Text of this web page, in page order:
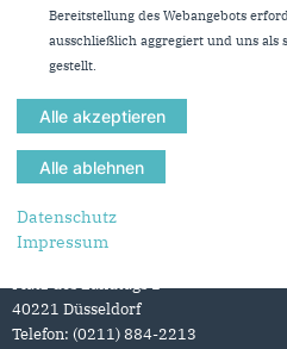
Fußbereich
Anschrift
Platz des Landtags 1
40221 Düsseldorf
Telefon: (0211) 884-2213
Bereitstellung des Webangebots
ausschließlich aggregiert und uns
gestellt.
Datenschutz
Impressum